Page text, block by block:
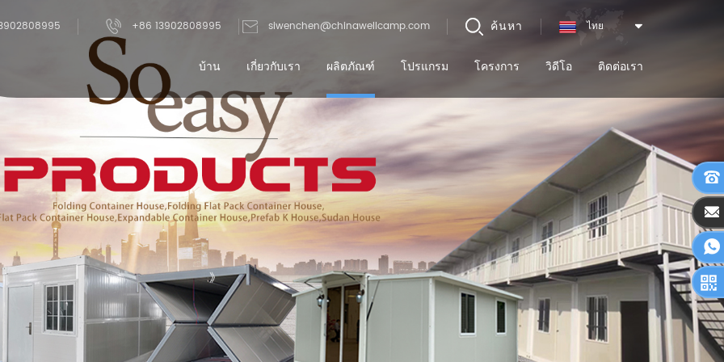
ไทย
ค้นหา
+86 13902808995 siwenchen@chinawellcamp.com
บ้าน เกี่ยวกับเรา ผลิตภัณฑ์ โปรแกรม โครงการ วิดีโอ ติดต่อเรา